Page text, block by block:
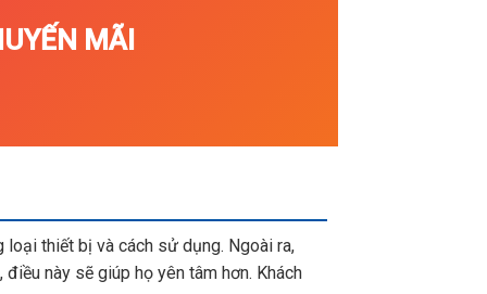
MÃI
thiết bị và cách sử dụng. Ngoài ra,
này sẽ giúp họ yên tâm hơn. Khách